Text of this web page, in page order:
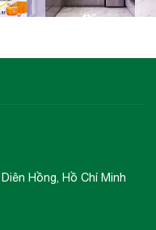
Hồng, Hồ Chí Minh